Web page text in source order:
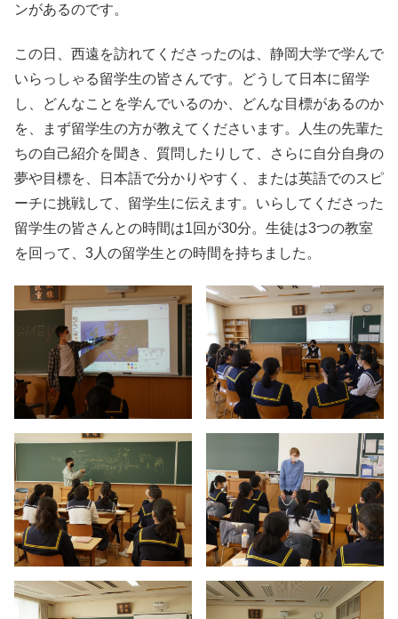
ンがあるのです。
この日、西遠を訪れてくださったのは、静岡大学で学んで
いらっしゃる留学生の皆さんです。どうして日本に留学
し、どんなことを学んでいるのか、どんな目標があるのか
を、まず留学生の方が教えてくださいます。人生の先輩た
ちの自己紹介を聞き、質問したりして、さらに自分自身の
夢や目標を、日本語で分かりやすく、または英語でのスピ
ーチに挑戦して、留学生に伝えます。いらしてくださった
留学生の皆さんとの時間は1回が30分。生徒は3つの教室
を回って、3人の留学生との時間を持ちました。